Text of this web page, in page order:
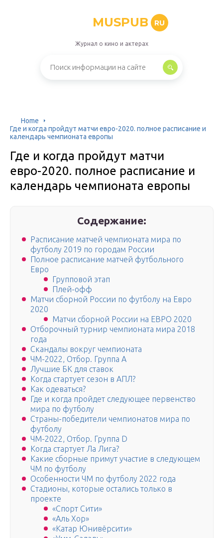
MUSPUB RU
Журнал о кино и актерах
Home
Где и когда пройдут матчи евро-2020. полное расписание и
календарь чемпионата европы
Где и когда пройдут матчи
евро-2020. полное расписание и
календарь чемпионата европы
Содержание:
Расписание матчей чемпионата мира по
футболу 2019 по городам России
Полное расписание матчей футбольного
Евро
Групповой этап
Плей-офф
Матчи сборной России по футболу на Евро
2020
Матчи сборной России на ЕВРО 2020
Отборочный турнир чемпионата мира 2018
года
Скандалы вокруг чемпионата
ЧМ-2022, Отбор. Группа A
Лучшие БК для ставок
Когда стартует сезон в АПЛ?
Как одеваться?
Где и когда пройдет следующее первенство
мира по футболу
Страны-победители чемпионатов мира по
футболу
ЧМ-2022, Отбор. Группа D
Когда стартует Ла Лига?
Какие сборные примут участие в следующем
ЧМ по футболу
Особенности ЧМ по футболу 2022 года
Стадионы, которые остались только в
проекте
«Спорт Сити»
«Аль Хор»
«Катар Юнивёрсити»